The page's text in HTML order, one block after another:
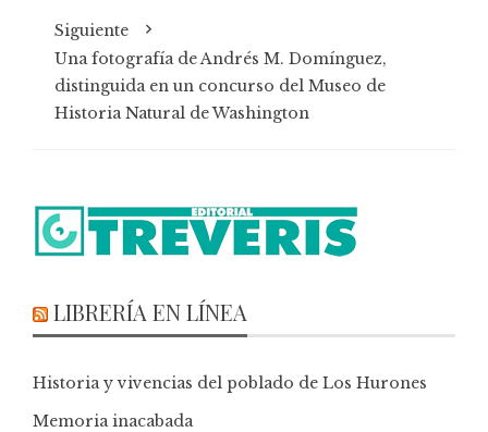
Siguiente
Una fotografía de Andrés M. Domínguez,
distinguida en un concurso del Museo de
Historia Natural de Washington
LIBRERÍA EN LÍNEA
Historia y vivencias del poblado de Los Hurones
Memoria inacabada